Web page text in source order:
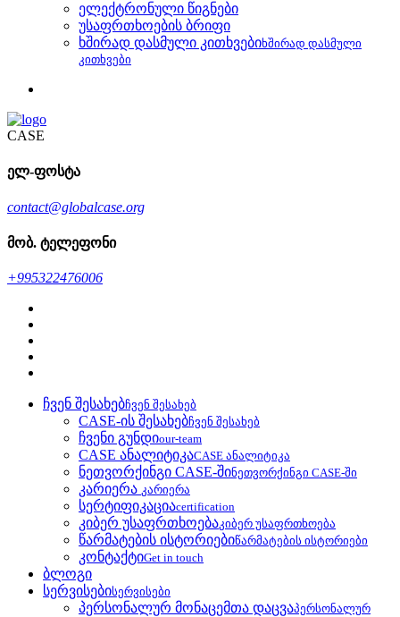
ელექტრონული წიგნები
უსაფრთხოების ბრიფი
ხშირად დასმული კითხვებიხშირად დასმული
კითხვები
CASE
ელ-ფოსტა
contact@globalcase.org
მობ. ტელეფონი
+995322476006
ჩვენ შესახებჩვენ შესახებ
CASE-ის შესახებჩვენ შესახებ
ჩვენი გუნდიour-team
CASE ანალიტიკაCASE ანალიტიკა
ნეთვორქინგი CASE-შინეთვორქინგი CASE-ში
კარიერა კარიერა
სერტიფიკაციაcertification
კიბერ უსაფრთხოებაკიბერ უსაფრთხოება
წარმატების ისტორიებიწარმატების ისტორიები
კონტაქტიGet in touch
ბლოგი
სერვისებისერვისები
პერსონალურ მონაცემთა დაცვაპერსონალურ